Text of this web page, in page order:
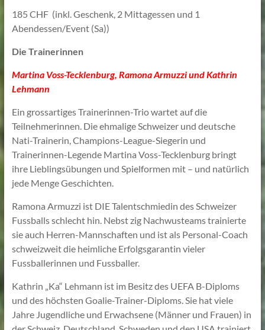
185 CHF (inkl. Geschenk, 2 Mittagessen und 1
Abendessen/Event (Sa))
Die Trainerinnen
Martina Voss-Tecklenburg, Ramona Armuzzi und Kathrin
Lehmann
Ein grossartiges Trainerinnen-Trio wartet auf die
Teilnehmerinnen. Die ehmalige Schweizer und deutsche
Nati-Trainerin, Champions-League-Siegerin und
Trainerinnen-Legende Martina Voss-Tecklenburg bringt
ihre Lieblingsübungen und Spielformen mit – und natürlich
jede Menge Geschichten.
Ramona Armuzzi ist DIE Talentschmiedin des Schweizer
Fussballs schlecht hin. Nebst zig Nachwusteams trainierte
sie auch Herren-Mannschaften und ist als Personal-Coach
schweizweit die heimliche Erfolgsgarantin vieler
Fussballerinnen und Fussballer.
Kathrin „Ka“ Lehmann ist im Besitz des UEFA B-Diploms
und des höchsten Goalie-Trainer-Diploms. Sie hat viele
Jahre Jugendliche und Erwachsene (Männer und Frauen) in